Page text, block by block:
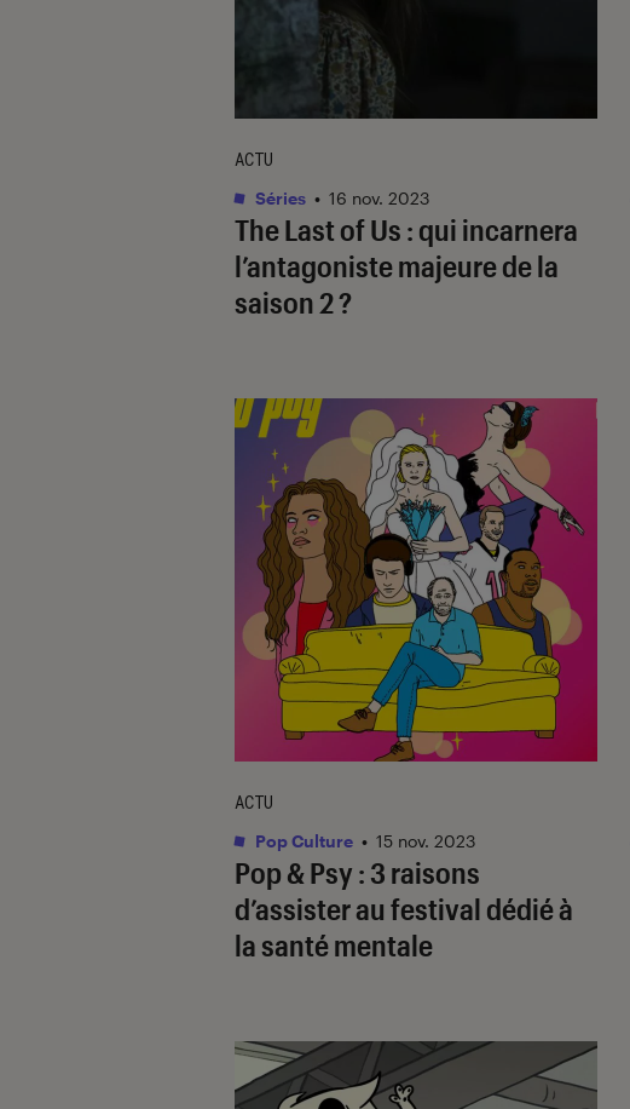
The Last of Us : qui incarnera
l’antagoniste majeure de la
saison 2 ?
ACTU
Séries • 16 nov. 2023
Pop & Psy : 3 raisons
d’assister au festival dédié à
la santé mentale
ACTU
Pop Culture • 15 nov. 2023